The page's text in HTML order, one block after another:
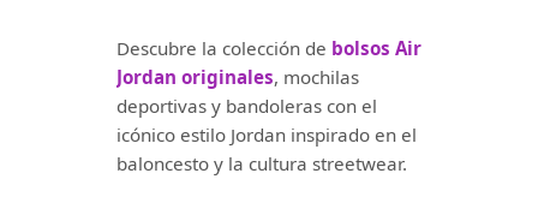
Descubre la colección de bolsos Air
Jordan originales, mochilas
deportivas y bandoleras con el
icónico estilo Jordan inspirado en el
baloncesto y la cultura streetwear.